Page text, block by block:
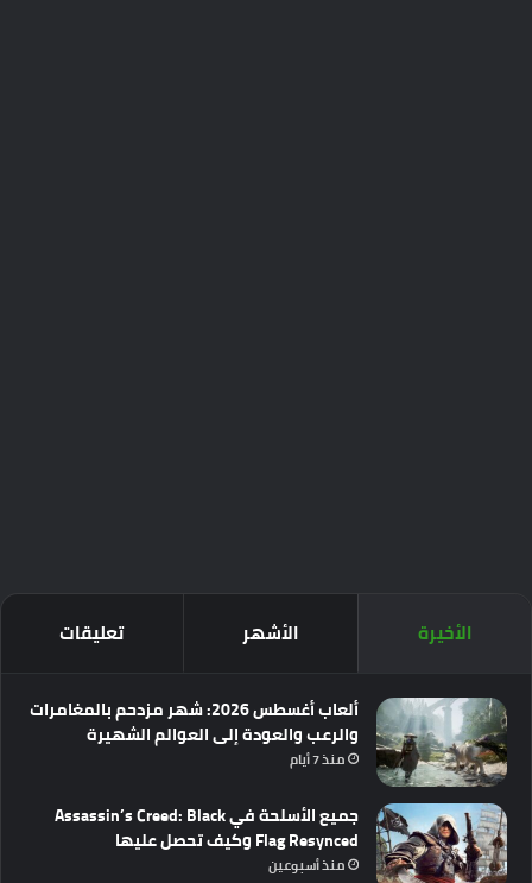
الأخيرة الأشهر تعليقات
ألعاب أغسطس 2026: شهر مزدحم بالمغامرات
والرعب والعودة إلى العوالم الشهيرة
منذ 7 أيام
جميع الأسلحة في Assassin’s Creed: Black
Flag Resynced وكيف تحصل عليها
منذ أسبوعين